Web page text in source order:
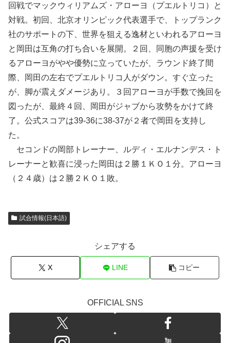
回戦でマックウィリアムズ・アローヨ（プエルトリコ）と
対戦。初回、北京オリンピック代表選手で、トップランク
社のサポートの下、世界を狙える逸材といわれるアローヨ
と岡田は互角の打ち合いを展開。２回、同胞の声援を受け
るアローヨがやや優勢に立っていたが、ラウンド終了間
際、岡田の左右でプエルトリコ人がダウン。すぐ立った
が、脚が震えダメージあり。３回アローヨが手数で挽回を
図ったが、最終４回、岡田がジャブから攻勢をかけて終
了。公式スコアは39-36に38-37が２者で岡田を支持し
た。
セコンドの岡部トレーナー、ルディ・エルナンデス・ト
レーナーと歓喜に浸った岡田は２勝１ＫＯ１分。アローヨ
（２４歳）は２勝２ＫＯ１敗。
試合情報(日本語)
シェアする
X LINE コピー
OFFICIAL SNS